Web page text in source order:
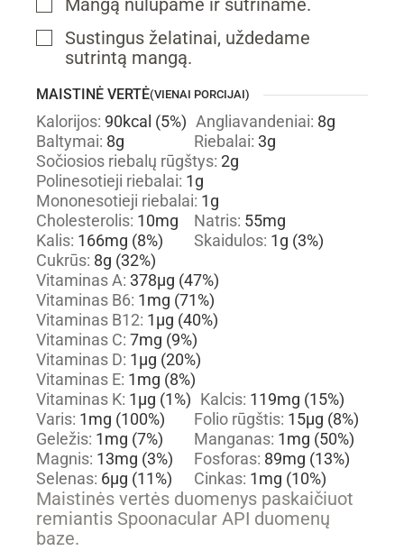
▢
Mangą nulupame ir sutriname.
▢
Sustingus želatinai, uždedame
sutrintą mangą.
MAISTINĖ VERTĖ(VIENAI PORCIJAI)
Kalorijos: 90kcal (5%) Angliavandeniai: 8g
Baltymai: 8g Riebalai: 3g
Sočiosios riebalų rūgštys: 2g
Polinesotieji riebalai: 1g
Mononesotieji riebalai: 1g
Cholesterolis: 10mg Natris: 55mg
Kalis: 166mg (8%) Skaidulos: 1g (3%)
Cukrūs: 8g (32%)
Vitaminas A: 378µg (47%)
Vitaminas B6: 1mg (71%)
Vitaminas B12: 1µg (40%)
Vitaminas C: 7mg (9%)
Vitaminas D: 1µg (20%)
Vitaminas E: 1mg (8%)
Vitaminas K: 1µg (1%) Kalcis: 119mg (15%)
Varis: 1mg (100%) Folio rūgštis: 15µg (8%)
Geležis: 1mg (7%) Manganas: 1mg (50%)
Magnis: 13mg (3%) Fosforas: 89mg (13%)
Selenas: 6µg (11%) Cinkas: 1mg (10%)
Maistinės vertės duomenys paskaičiuot
remiantis Spoonacular API duomenų
baze.